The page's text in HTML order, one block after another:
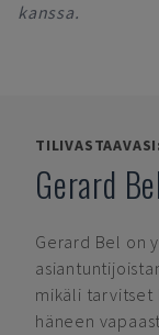
kanssa.
TILIVASTAAVASI:
Gerard Bel
Gerard Bel on
mikäli tarvitset
häneen